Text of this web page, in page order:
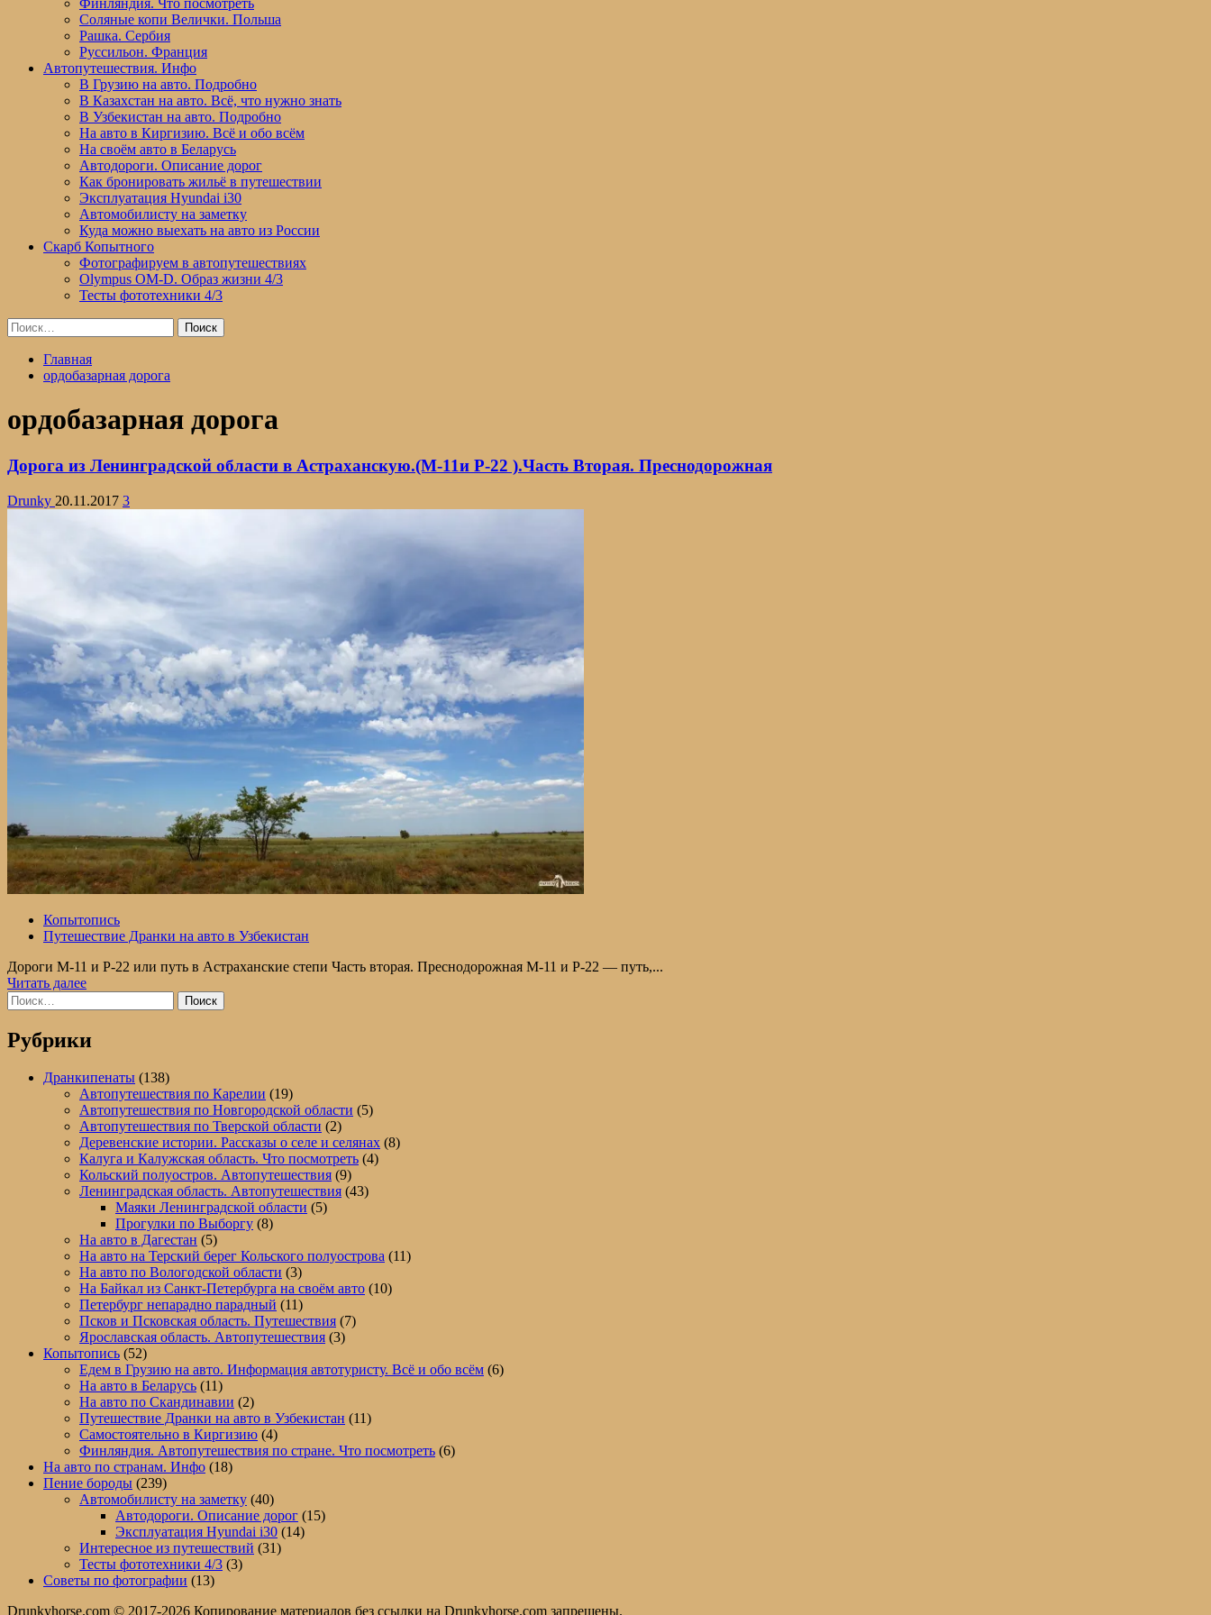
Финляндия. Что посмотреть
Соляные копи Велички. Польша
Рашка. Сербия
Руссильон. Франция
Автопутешествия. Инфо
В Грузию на авто. Подробно
В Казахстан на авто. Всё, что нужно знать
В Узбекистан на авто. Подробно
На авто в Киргизию. Всё и обо всём
На своём авто в Беларусь
Автодороги. Описание дорог
Как бронировать жильё в путешествии
Эксплуатация Hyundai i30
Автомобилисту на заметку
Куда можно выехать на авто из России
Скарб Копытного
Фотографируем в автопутешествиях
Olympus OM-D. Образ жизни 4/3
Тесты фототехники 4/3
Найти:
Главная
ордобазарная дорога
ордобазарная дорога
Дорога из Ленинградской области в Астраханскую.(M-11и Р-22 ).Часть Вторая. Преснодорожная
Drunky 20.11.2017 3
Копытопись
Путешествие Дранки на авто в Узбекистан
Дороги М-11 и Р-22 или путь в Астраханские степи Часть вторая. Преснодорожная М-11 и Р-22 — путь,...
Читать далееПрочитать
о
из
области
в
Астраханскую.
(M-
11и
Р-22
).Часть
Вторая.
Преснодорожная
Найти:
Рубрики
Дранкипенаты (138)
Автопутешествия по Карелии (19)
Автопутешествия по Новгородской области (5)
Автопутешествия по Тверской области (2)
Деревенские истории. Рассказы о селе и селянах (8)
Калуга и Калужская область. Что посмотреть (4)
Кольский полуостров. Автопутешествия (9)
Ленинградская область. Автопутешествия (43)
Маяки Ленинградской области (5)
Прогулки по Выборгу (8)
На авто в Дагестан (5)
На авто на Терский берег Кольского полуострова (11)
На авто по Вологодской области (3)
На Байкал из Санкт-Петербурга на своём авто (10)
Петербург непарадно парадный (11)
Псков и Псковская область. Путешествия (7)
Ярославская область. Автопутешествия (3)
Копытопись (52)
Едем в Грузию на авто. Информация автотуристу. Всё и обо всём (6)
На авто в Беларусь (11)
На авто по Скандинавии (2)
Путешествие Дранки на авто в Узбекистан (11)
Самостоятельно в Киргизию (4)
Финляндия. Автопутешествия по стране. Что посмотреть (6)
На авто по странам. Инфо (18)
Пение бороды (239)
Автомобилисту на заметку (40)
Автодороги. Описание дорог (15)
Эксплуатация Hyundai i30 (14)
Интересное из путешествий (31)
Тесты фототехники 4/3 (3)
Советы по фотографии (13)
Drunkyhorse.com © 2017-2026 Копирование материалов без ссылки на Drunkyhorse.com запрещены.